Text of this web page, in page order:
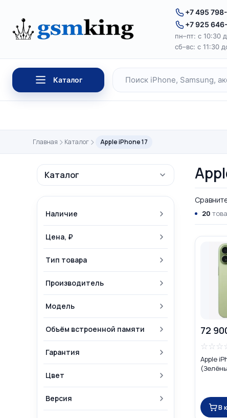
+7 495
+7 925
пн–пт: с 10:30
сб–вс: с 11:30
Каталог
Поиск по каталогу
Главная Каталог Apple iPhone 17
Каталог
Наличие
Цена, ₽
Тип товара
Производитель
Модель
Объём встроенной памяти
Гарантия
Цвет
Версия
20
72
☆☆☆
Apple
В